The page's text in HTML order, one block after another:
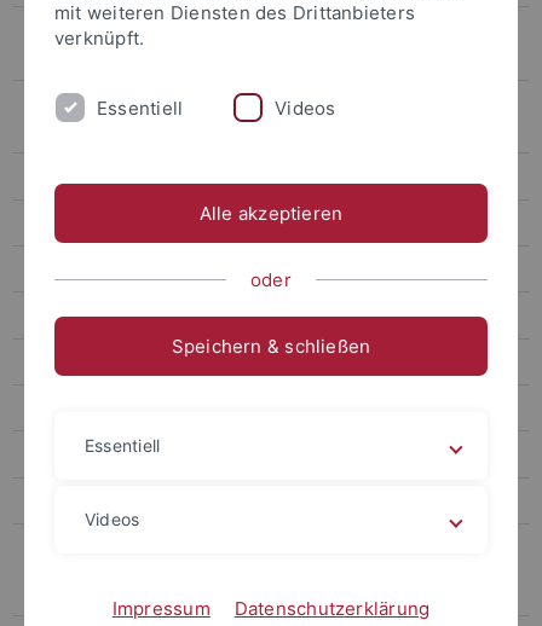
Internationale Beziehungen/ Friedens- und Konfliktforschung:
Vorderer Orient und Vergleichende Politikwissenschaft: Professor
Schlumberger
Politik und Wirtschaft/Politische Ökonomie: Professur Bieling
Lehrstuhl für Globalisierungsethik: Professur Dierksmeier
Political Struggles in the Global South: Jun.-Prof. Riccarda Flemmer
Professor Gunter Schubert
Akademische Rätinnen und Räte
mit weiteren Diensten des Drittanbieters
verknüpft.
Essentiell Videos
Alle akzeptieren
oder
Speichern & schließen
Essentiell
Videos
Impressum Datenschutzerklärung